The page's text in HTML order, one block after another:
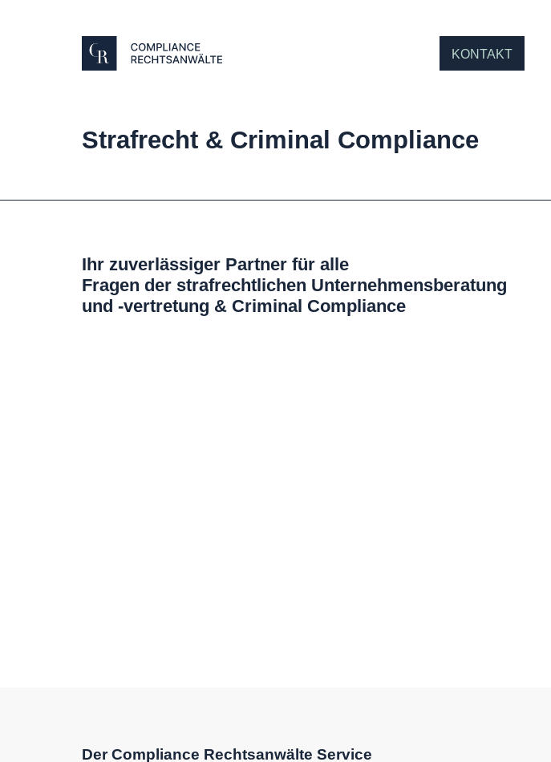
KONTAKT
Strafrecht & Criminal Compliance
Ihr zuverlässiger Partner für alle
Fragen der strafrechtlichen Unternehmensberatung
und -vertretung & Criminal Compliance
Der Compliance Rechtsanwälte Service